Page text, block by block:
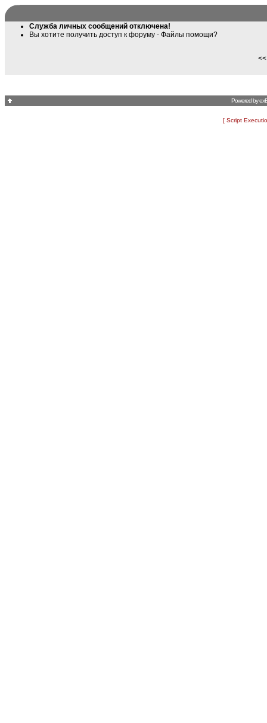
Служба личных сообщений отключена!
Вы хотите получить доступ к форуму - Файлы помощи?
Powered by
[ Script